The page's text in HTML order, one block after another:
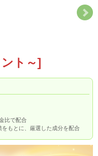
ト～]
比で配合
もとに、厳選した成分を配合